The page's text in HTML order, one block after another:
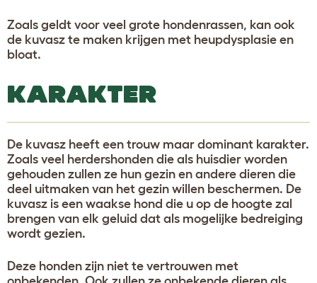
Zoals geldt voor veel grote hondenrassen, kan ook
de kuvasz te maken krijgen met heupdysplasie en
bloat.
KARAKTER
De kuvasz heeft een trouw maar dominant karakter.
Zoals veel herdershonden die als huisdier worden
gehouden zullen ze hun gezin en andere dieren die
deel uitmaken van het gezin willen beschermen. De
kuvasz is een waakse hond die u op de hoogte zal
brengen van elk geluid dat als mogelijke bedreiging
wordt gezien.
Deze honden zijn niet te vertrouwen met